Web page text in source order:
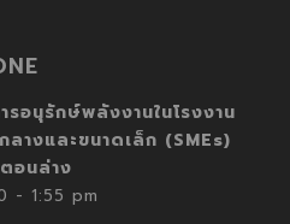
รอนุรักษ์พลังงานในโรงงาน
างและขนาดเล็ก (SMEs)
อนล่าง
- 1:55 pm